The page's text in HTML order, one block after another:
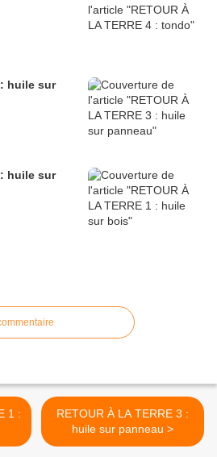
: huile sur
: huile sur
RETOUR À LA TERRE 3 :
huile sur panneau >